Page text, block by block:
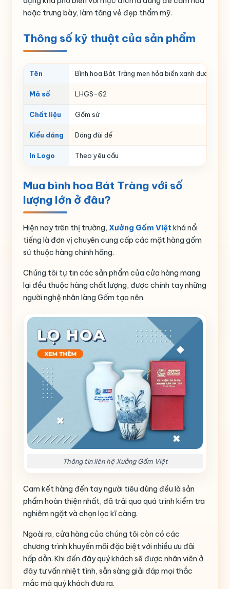
hoặc trưng bày, làm tăng vẻ đẹp thẩm mỹ.
Thông số kỹ thuật của sản phẩm
Tên Bình hoa Bát Tràng men hỏa biến xanh dương
Mã số LHGS-62
Chất liệu Gốm sứ
Kiểu dáng Dáng đùi dế
In Logo Theo yêu cầu
Mua bình hoa Bát Tràng với số
lượng lớn ở đâu?
Hiện nay trên thị trường, Xưởng Gốm Việt khá nổi
tiếng là đơn vị chuyên cung cấp các mặt hàng gốm
sứ thuộc hàng chính hãng.
Chúng tôi tự tin các sản phẩm của cửa hàng mang
lại đều thuộc hàng chất lượng, được chính tay những
người nghệ nhân làng Gốm tạo nên.
Thông tin liên hệ Xưởng Gốm Việt
Cam kết hàng đến tay người tiêu dùng đều là sản
phẩm hoàn thiện nhất, đã trải qua quá trình kiểm tra
nghiêm ngặt và chọn lọc kĩ càng.
Ngoài ra, cửa hàng của chúng tôi còn có các
chương trình khuyến mãi đặc biệt với nhiều ưu đãi
hấp dẫn. Khi đến đây quý khách sẽ được nhân viên ở
đây tư vấn nhiệt tình, sẵn sàng giải đáp mọi thắc
mắc mà quý khách đưa ra.